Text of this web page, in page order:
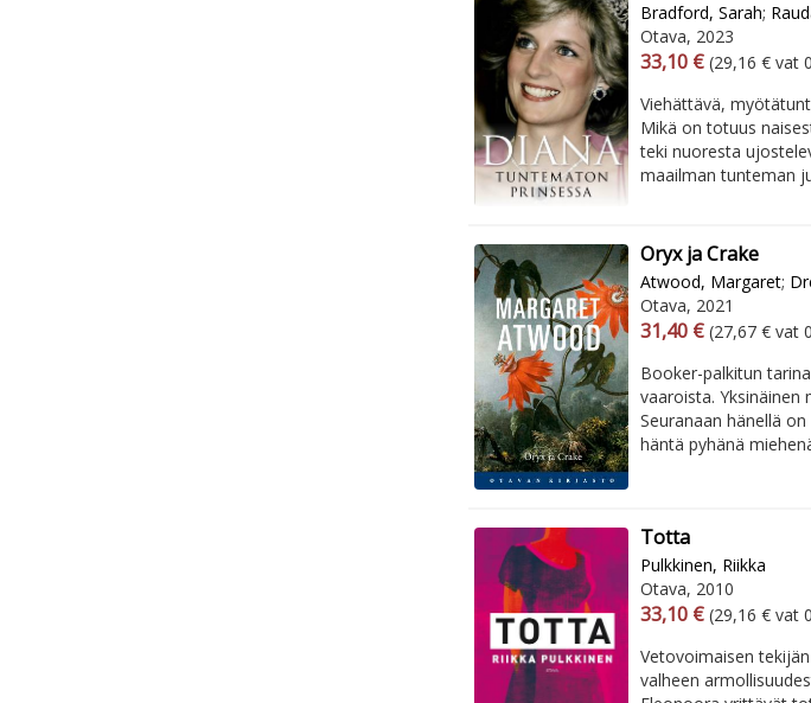
Bradford, Sarah;
Otava, 2023
Arvonlisäverollinen
33,10 € Excl. vat
(29,16 € vat
Viehättävä,
Mikä on totuus
teki nuoresta
maailman tunteman
Oryx ja Crake
Atwood, Margaret;
Otava, 2021
Arvonlisäverollinen
31,40 € Excl. vat
(27,67 € vat
Booker-palkitun
vaaroista. Yksinäinen
Seuranaan hänellä
häntä pyhänä
Totta
Pulkkinen, Riikka
Otava, 2010
Arvonlisäverollinen
33,10 € Excl. vat
(29,16 € vat
Vetovoimaisen
valheen